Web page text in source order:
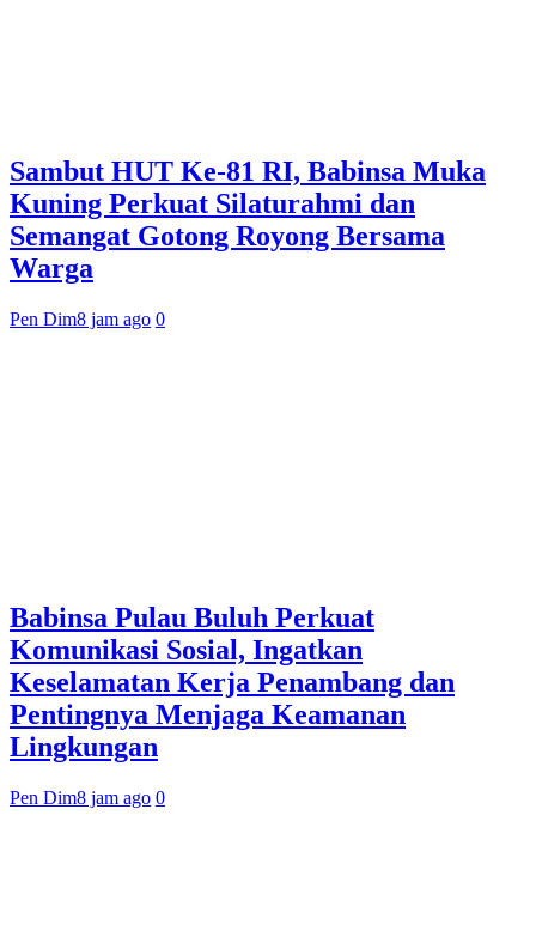
Sambut HUT Ke-81 RI, Babinsa Muka
Kuning Perkuat Silaturahmi dan
Semangat Gotong Royong Bersama
Warga
Pen Dim8 jam ago 0
Babinsa Pulau Buluh Perkuat
Komunikasi Sosial, Ingatkan
Keselamatan Kerja Penambang dan
Pentingnya Menjaga Keamanan
Lingkungan
Pen Dim8 jam ago 0